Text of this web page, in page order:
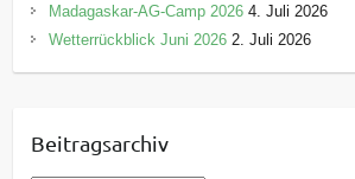
Madagaskar-AG-Camp 2026 4. Juli 2026
Wetterrückblick Juni 2026 2. Juli 2026
Beitragsarchiv